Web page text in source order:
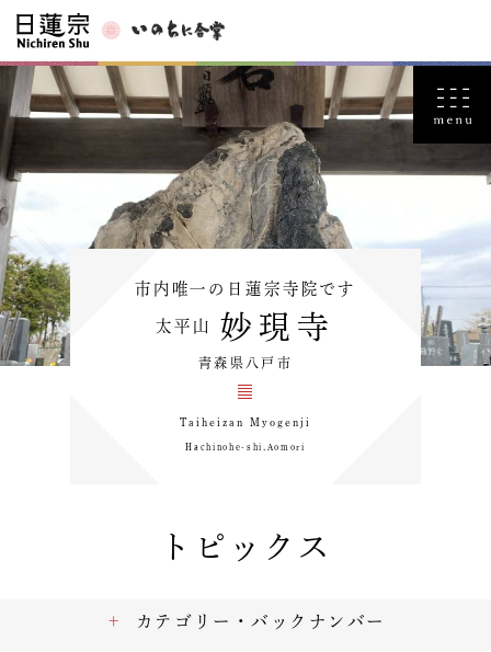
市内唯一の日蓮宗寺院です
太平山 妙現寺
青森県八戸市
Taiheizan Myogenji
Hachinohe-shi,Aomori
トピックス
カテゴリー・バックナンバー